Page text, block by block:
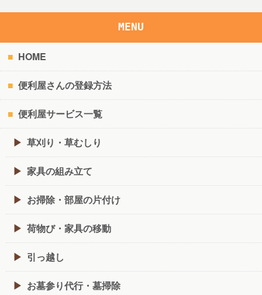
MENU
HOME
便利屋さんの登録方法
便利屋サービス一覧
草刈り・草むしり
家具の組み立て
お掃除・部屋の片付け
荷物び・家具の移動
引っ越し
お墓参り代行・墓掃除